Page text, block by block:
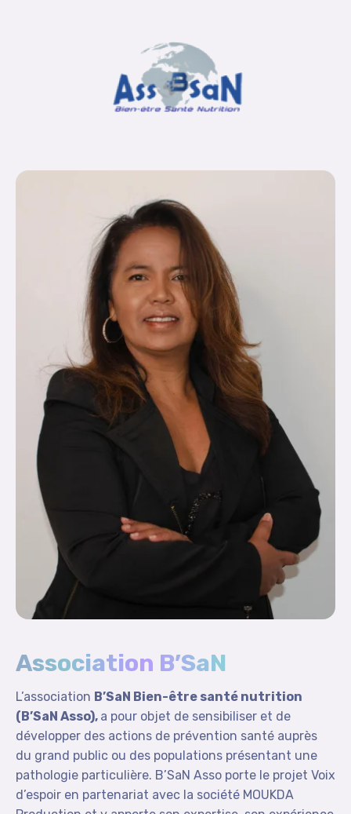
Association B’SaN
L’association B’SaN Bien-être santé nutrition
(B’SaN Asso), a pour objet de sensibiliser et de
développer des actions de prévention santé auprès
du grand public ou des populations présentant une
pathologie particulière. B’SaN Asso porte le projet Voix
d’espoir en partenariat avec la société MOUKDA